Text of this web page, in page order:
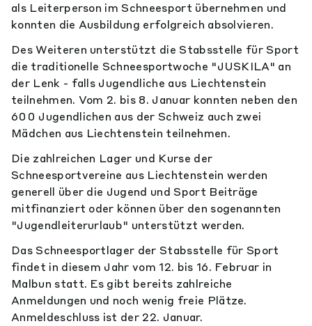
als Leiterperson im Schneesport übernehmen und
konnten die Ausbildung erfolgreich absolvieren.
Des Weiteren unterstützt die Stabsstelle für Sport
die traditionelle Schneesportwoche "JUSKILA" an
der Lenk - falls Jugendliche aus Liechtenstein
teilnehmen. Vom 2. bis 8. Januar konnten neben den
600 Jugendlichen aus der Schweiz auch zwei
Mädchen aus Liechtenstein teilnehmen.
Die zahlreichen Lager und Kurse der
Schneesportvereine aus Liechtenstein werden
generell über die Jugend und Sport Beiträge
mitfinanziert oder können über den sogenannten
"Jugendleiterurlaub" unterstützt werden.
Das Schneesportlager der Stabsstelle für Sport
findet in diesem Jahr vom 12. bis 16. Februar in
Malbun statt. Es gibt bereits zahlreiche
Anmeldungen und noch wenig freie Plätze.
Anmeldeschluss ist der 22. Januar.